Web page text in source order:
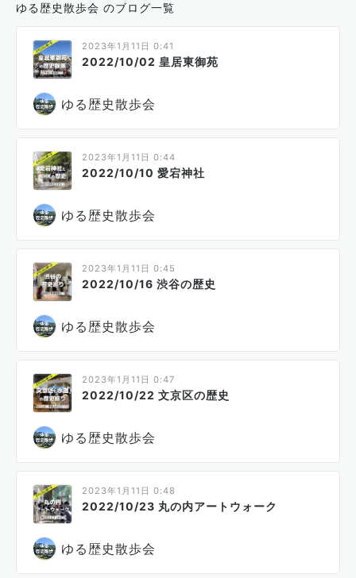
ゆる歴史散歩会 のブログ一覧
2023年1月11日 0:41
2022/10/02 皇居東御苑
ゆる歴史散歩会
2023年1月11日 0:44
2022/10/10 愛宕神社
ゆる歴史散歩会
2023年1月11日 0:45
2022/10/16 渋谷の歴史
ゆる歴史散歩会
2023年1月11日 0:47
2022/10/22 文京区の歴史
ゆる歴史散歩会
2023年1月11日 0:48
2022/10/23 丸の内アートウォーク
ゆる歴史散歩会